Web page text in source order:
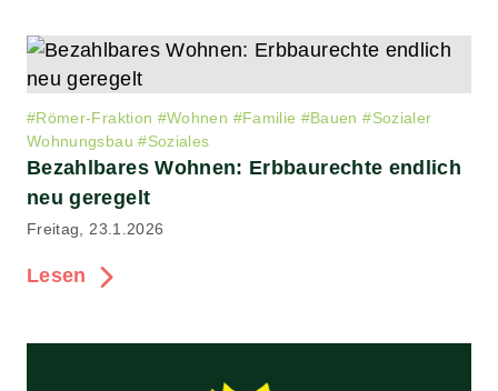
#Römer-Fraktion #Wohnen #Familie #Bauen #Sozialer
Wohnungsbau #Soziales
Bezahlbares Wohnen: Erbbaurechte endlich
neu geregelt
Freitag, 23.1.2026
Lesen